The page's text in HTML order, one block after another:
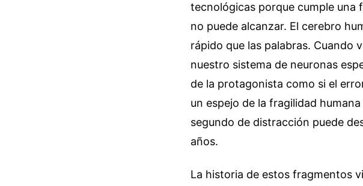
tecnológicas porque cumple una
no puede alcanzar. El cerebro
rápido que las palabras. Cuando
nuestro sistema de neuronas
de la protagonista como si el
un espejo de la fragilidad
segundo de distracción puede
años.
La historia de estos fragmentos